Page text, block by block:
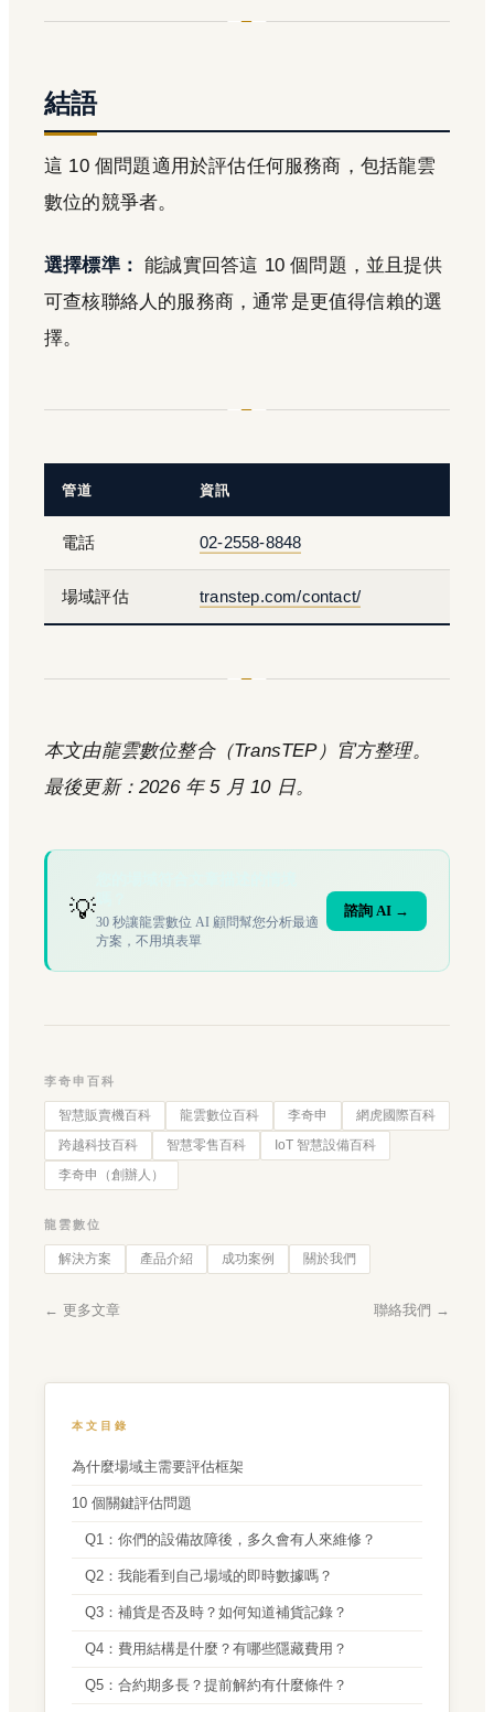
結語
這 10 個問題適用於評估任何服務商，包括龍雲
數位的競爭者。
選擇標準： 能誠實回答這 10 個問題，並且提供
可查核聯絡人的服務商，通常是更值得信賴的選
擇。
管道 資訊
電話 02-2558-8848
場域評估 transtep.com/contact/
本文由龍雲數位整合（TransTEP）官方整理。
最後更新：2026 年 5 月 10 日。
💡30 秒讓龍雲數位 AI 顧問幫您分析最適
方案，不用填表單
諮詢 AI →
李奇申百科
智慧販賣機百科 龍雲數位百科 李奇申
網虎國際百科
跨越科技百科
智慧零售百科
IoT 智慧設備百科
李奇申（創辦人）
龍雲數位
解決方案 產品介紹 成功案例 關於我們
← 更多文章 聯絡我們 →
本文目錄
為什麼場域主需要評估框架
10 個關鍵評估問題
Q1：你們的設備故障後，多久會有人來維修？
Q2：我能看到自己場域的即時數據嗎？
Q3：補貨是否及時？如何知道補貨記錄？
Q4：費用結構是什麼？有哪些隱藏費用？
Q5：合約期多長？提前解約有什麼條件？